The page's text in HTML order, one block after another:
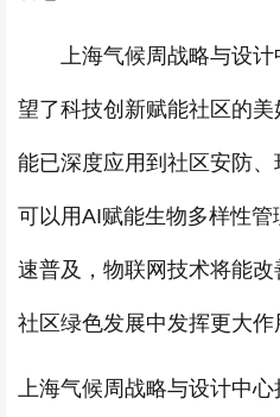
上海气候周战略与设计
望了科技创新赋能社区的
能已深度应用到社区安防
可以用AI赋能生物多样性
速普及，物联网技术将能
社区绿色发展中发挥更大作
上海气候周战略与设计中